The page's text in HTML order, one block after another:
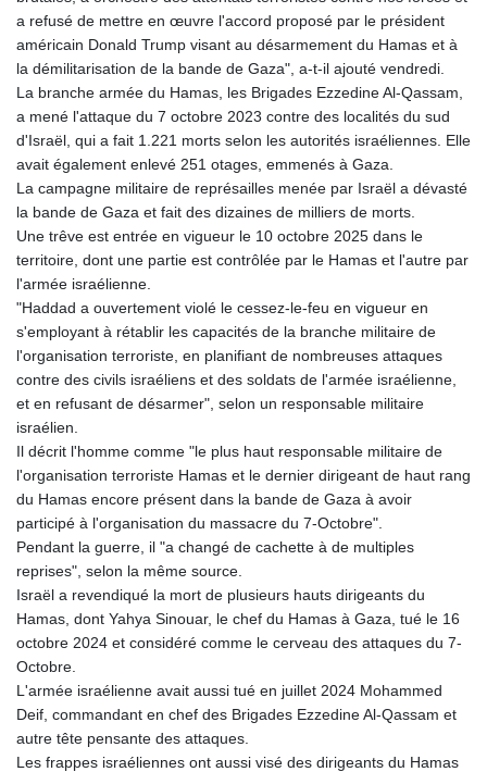
a refusé de mettre en œuvre l'accord proposé par le président
américain Donald Trump visant au désarmement du Hamas et à
la démilitarisation de la bande de Gaza", a-t-il ajouté vendredi.
La branche armée du Hamas, les Brigades Ezzedine Al-Qassam,
a mené l'attaque du 7 octobre 2023 contre des localités du sud
d'Israël, qui a fait 1.221 morts selon les autorités israéliennes. Elle
avait également enlevé 251 otages, emmenés à Gaza.
La campagne militaire de représailles menée par Israël a dévasté
la bande de Gaza et fait des dizaines de milliers de morts.
Une trêve est entrée en vigueur le 10 octobre 2025 dans le
territoire, dont une partie est contrôlée par le Hamas et l'autre par
l'armée israélienne.
"Haddad a ouvertement violé le cessez-le-feu en vigueur en
s'employant à rétablir les capacités de la branche militaire de
l'organisation terroriste, en planifiant de nombreuses attaques
contre des civils israéliens et des soldats de l'armée israélienne,
et en refusant de désarmer", selon un responsable militaire
israélien.
Il décrit l'homme comme "le plus haut responsable militaire de
l'organisation terroriste Hamas et le dernier dirigeant de haut rang
du Hamas encore présent dans la bande de Gaza à avoir
participé à l'organisation du massacre du 7-Octobre".
Pendant la guerre, il "a changé de cachette à de multiples
reprises", selon la même source.
Israël a revendiqué la mort de plusieurs hauts dirigeants du
Hamas, dont Yahya Sinouar, le chef du Hamas à Gaza, tué le 16
octobre 2024 et considéré comme le cerveau des attaques du 7-
Octobre.
L'armée israélienne avait aussi tué en juillet 2024 Mohammed
Deif, commandant en chef des Brigades Ezzedine Al-Qassam et
autre tête pensante des attaques.
Les frappes israéliennes ont aussi visé des dirigeants du Hamas